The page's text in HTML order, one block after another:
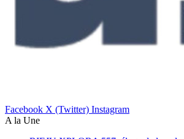
Facebook X (Twitter) Instagram
A la Une